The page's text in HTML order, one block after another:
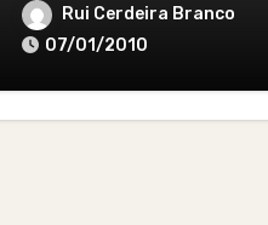
Rui Cerdeira Branco
07/01/2010